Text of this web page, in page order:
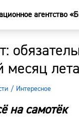
агентство
месяц лета
/ Интересное
на самотёк